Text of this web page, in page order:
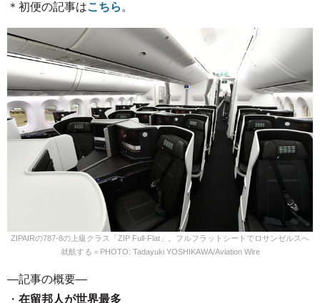
＊初便の記事はこちら 。
ZIPAIRの787-8の上級クラス「ZIP Full-Flat」。フルフラットシートでロサンゼルスへ
就航する＝PHOTO: Tadayuki YOSHIKAWA/Aviation Wire
—記事の概要—
・ 在留邦人が世界最多